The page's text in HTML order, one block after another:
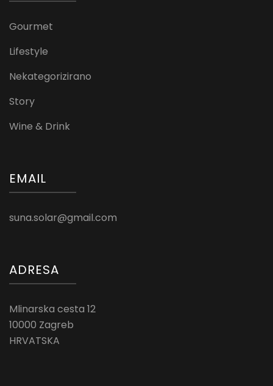
Gourmet
Lifestyle
Nekategorizirano
Story
Wine & Drink
EMAIL
suna.solar@gmail.com
ADRESA
Mlinarska cesta 12
10000 Zagreb
HRVATSKA